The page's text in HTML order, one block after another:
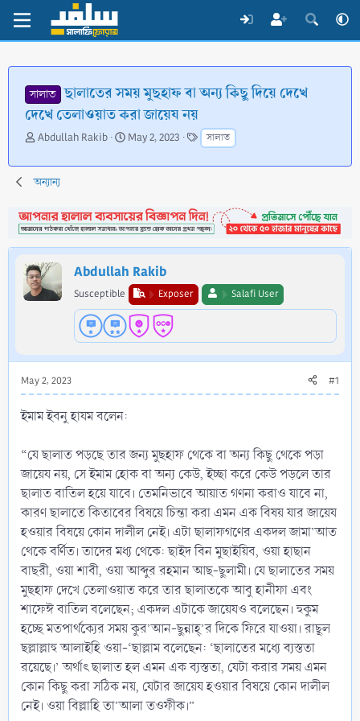
সালাত ছালাতের সময় মুছহাফ বা অন্য কিছু দিয়ে দেখে
দেখে তেলাওয়াত করা জায়েয নয়
T
r
e
d
s
r
t
e
Abdullah Rakib
S
a
d
a
May 2, 2023
T
a
g
সালাত
অন্যান্য
Abdullah Rakib
Susceptible Exposer Salafi User
May 2, 2023 #1
ইমাম ইবনু হাযম বলেন:
“যে ছালাত পড়ছে তার জন্য মুছহাফ থেকে বা অন্য কিছু থেকে পড়া
জায়েয নয়, সে ইমাম হোক বা অন্য কেউ, ইচ্ছা করে কেউ পড়লে তার
ছালাত বাতিল হয়ে যাবে। তেমনিভাবে আয়াত গণনা করাও যাবে না,
কারণ ছালাতে কিতাবের বিষয়ে চিন্তা করা এমন এক বিষয় যার জায়েয
হওয়ার বিষয়ে কোন দালীল নেই। এটা ছালাফগণের একদল জামা’আত
থেকে বর্ণিত। তাদের মধ্য থেকে: ছাইদ বিন মুছাইয়িব, ওয়া হাছান
বাছরী, ওয়া শাবী, ওয়া আব্দুর রহমান আছ-ছুলামী। যে ছালাতের সময়
মুছহাফ দেখে তেলাওয়াত করে তার ছালাতকে আবু হানীফা এবং
শাফেঈ বাতিল বলেছেন; একদল এটাকে জায়েযও বলেছেন। হুকুম
হচ্ছে মতপার্থক্যের সময় কুর’আন-ছুন্নাহ্’র দিকে ফিরে যাওয়া। রাছূল
ছল্লাল্লাহু আলাইহি ওয়া-‘ছাল্লাম বলেছেন: ‘ছালাতের মধ্যে ব্যস্ততা
রয়েছে।’ অর্থাৎ ছালাত হল এমন এক ব্যস্ততা, যেটা করার সময় এমন
কোন কিছু করা সঠিক নয়, যেটার জায়েয হওয়ার বিষয়ে কোন দালীল
নেই। ওয়া বিল্লাহি তা’আলা তওফীক।”